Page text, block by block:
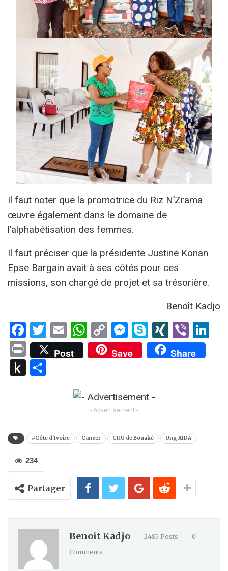
Il faut noter que la promotrice du Riz N’Zrama
œuvre également dans le domaine de
l’alphabétisation des femmes.
Il faut préciser que la présidente Justine Konan
Epse Bargain avait à ses côtés pour ces
missions, son chargé de projet et sa trésorière.
Benoît Kadjo
Facebook
Twitter
EmailWhatsApp
Copy
Link
Messenger
SkypeXINGViber
PrintPost Save Share
Push
- Advertisement -
#Côte d'Ivoire Cancer CHU de Bouaké Ong AIDA
234
Partager
Benoit Kadjo 2485 Posts
0
Comments